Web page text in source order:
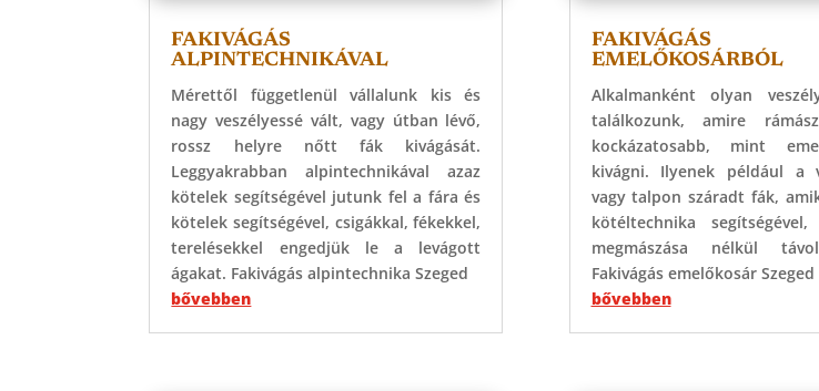
FAKIVÁGÁS
ALPINTECHNIKÁVAL
Mérettől függetlenül vállalunk kis és
nagy veszélyessé vált, vagy útban lévő,
rossz helyre nőtt fák kivágását.
Leggyakrabban alpintechnikával azaz
kötelek segítségével jutunk fel a fára és
kötelek segítségével, csigákkal, fékekkel,
terelésekkel engedjük le a levágott
ágakat. Fakivágás alpintechnika Szeged
bővebben
FAKIVÁGÁS
EMELŐKOSÁRBÓL
Alkalmanként olyan
találkozunk, amire
kockázatosabb, mint
kivágni. Ilyenek például a
vagy talpon száradt fák,
kötéltechnika
megmászása nélkül
Fakivágás emelőkosár Szeged
bővebben